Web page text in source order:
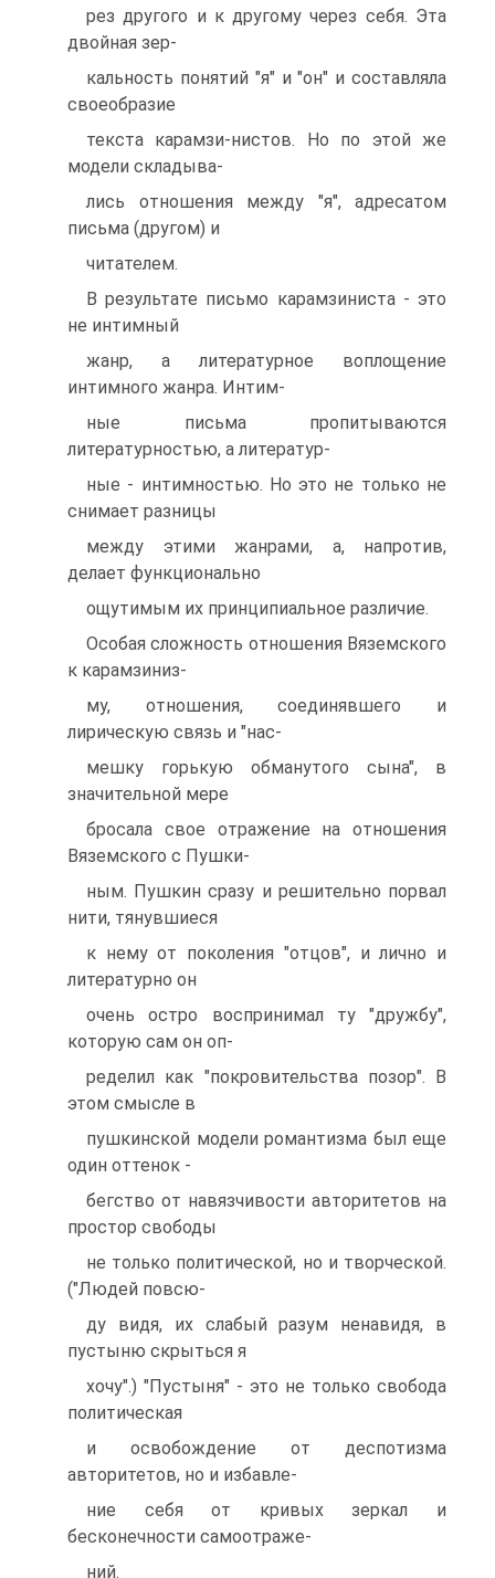
рез другого и к другому через себя. Эта
двойная зер-
кальность понятий "я" и "он" и составляла
своеобразие
текста карамзи-нистов. Но по этой же
модели складыва-
лись отношения между "я", адресатом
письма (другом) и
читателем.
В результате письмо карамзиниста - это
не интимный
жанр, а литературное воплощение
интимного жанра. Интим-
ные письма пропитываются
литературностью, а литератур-
ные - интимностью. Но это не только не
снимает разницы
между этими жанрами, а, напротив,
делает функционально
ощутимым их принципиальное различие.
Особая сложность отношения Вяземского
к карамзиниз-
му, отношения, соединявшего и
лирическую связь и "нас-
мешку горькую обманутого сына", в
значительной мере
бросала свое отражение на отношения
Вяземского с Пушки-
ным. Пушкин сразу и решительно порвал
нити, тянувшиеся
к нему от поколения "отцов", и лично и
литературно он
очень остро воспринимал ту "дружбу",
которую сам он оп-
ределил как "покровительства позор". В
этом смысле в
пушкинской модели романтизма был еще
один оттенок -
бегство от навязчивости авторитетов на
простор свободы
не только политической, но и творческой.
("Людей повсю-
ду видя, их слабый разум ненавидя, в
пустыню скрыться я
хочу".) "Пустыня" - это не только свобода
политическая
и освобождение от деспотизма
авторитетов, но и избавле-
ние себя от кривых зеркал и
бесконечности самоотраже-
ний.